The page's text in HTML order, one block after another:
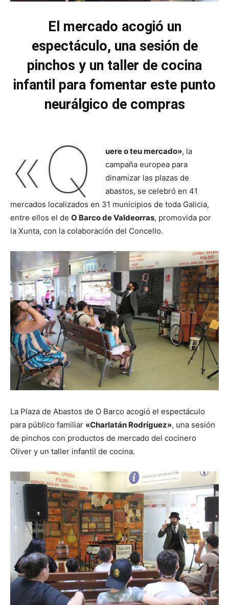
El mercado acogió un
espectáculo, una sesión de
pinchos y un taller de cocina
infantil para fomentar este punto
neurálgico de compras
«Q uere o teu mercado», la
campaña europea para
dinamizar las plazas de
abastos, se celebró en 41
mercados localizados en 31 municipios de toda Galicia,
entre ellos el de O Barco de Valdeorras, promovida por
la Xunta, con la colaboración del Concello.
La Plaza de Abastos de O Barco acogió el espectáculo
para público familiar «Charlatán Rodríguez», una sesión
de pinchos con productos de mercado del cocinero
Oliver y un taller infantil de cocina.